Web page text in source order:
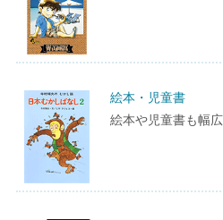
絵本・児童書
絵本や児童書も幅